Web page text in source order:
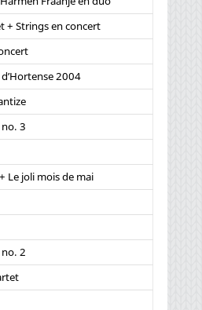
+ Strings en concert
2004
3
Le joli mois de mai
2